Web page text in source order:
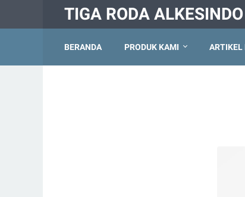
TIGA RODA ALKESINDO
BERANDA PRODUK KAMI ARTIKEL